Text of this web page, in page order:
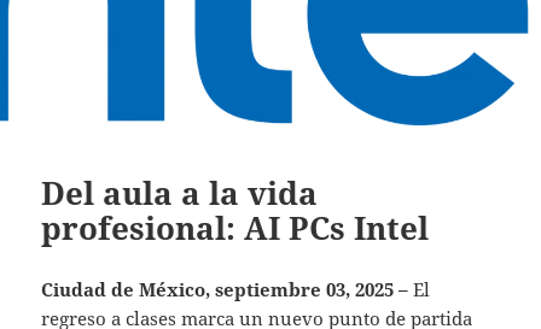
Del aula a la vida
profesional: AI PCs Intel
Ciudad de México, septiembre 03, 2025 – El
regreso a clases marca un nuevo punto de partida